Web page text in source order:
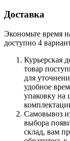
Доставка
Экономьте время
доступно 4
Курьерская
товар
для
удобное
упаковку на
Самовывоз
выбора
склад, вам